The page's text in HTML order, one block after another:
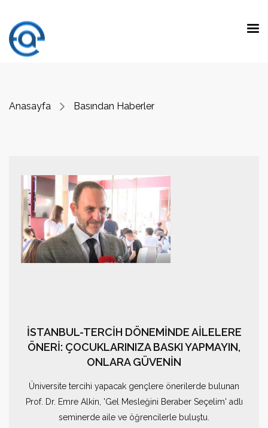
Anasayfa Basından Haberler
İSTANBUL-TERCİH DÖNEMİNDE AİLELERE
ÖNERİ: ÇOCUKLARINIZA BASKI YAPMAYIN,
ONLARA GÜVENİN
Üniversite tercihi yapacak gençlere önerilerde bulunan
Prof. Dr. Emre Alkin, 'Gel Mesleğini Beraber Seçelim' adlı
seminerde aile ve öğrencilerle buluştu.